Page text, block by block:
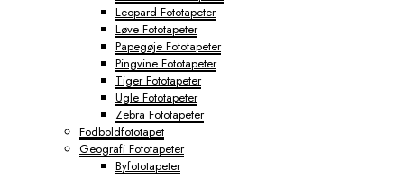
Leopard Fototapeter
Løve Fototapeter
Papegøje Fototapeter
Pingvine Fototapeter
Tiger Fototapeter
Ugle Fototapeter
Zebra Fototapeter
Fodboldfototapet
Geografi Fototapeter
Byfototapeter